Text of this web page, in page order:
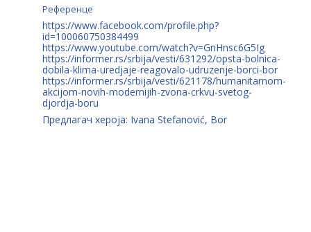
Референце
https://www.facebook.com/profile.php?
id=100060750384499
https://www.youtube.com/watch?v=GnHnsc6G5Ig
https://informer.rs/srbija/vesti/631292/opsta-bolnica-
dobila-klima-uredjaje-reagovalo-udruzenje-borci-bor
https://informer.rs/srbija/vesti/621178/humanitarnom-
akcijom-novih-modernijih-zvona-crkvu-svetog-
djordja-boru
Предлагач хероја: Ivana Stefanović, Bor